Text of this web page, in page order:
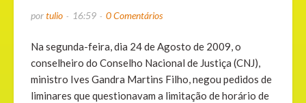
portulio 16:59 0 Comentários
Na segunda-feira, dia 24 de Agosto de 2009, o
conselheiro do Conselho Nacional de Justiça (CNJ),
ministro Ives Gandra Martins Filho, negou pedidos de
liminares que questionavam a limitação de horário de